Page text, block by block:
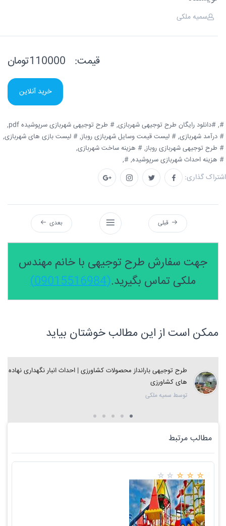
سمیه ملکی
قیمت:
خرید آنلاین
#, #دانلود رایگان طرح توجیهی شهربازی, # طرح توجیهی شهربازی سرپوشیده pdf,
# درآمد شهربازی, # لیست قیمت وسایل شهربازی روباز, # لیست بازی های شهربازی,
# طرح توجیهی شهربازی روباز, # هزینه ساخت شهربازی,
# هزینه احداث شهربازی سرپوشیده, #,
اشتراک گذاری:
قبلی بعدی
جهت سفارش طرح توجیهی با خانم مهندس
ملکی تماس بگیرید.(09015516984)
ممکن است از این مطالب خوشتان بیاید
طرح توجیهی بارانداز محصولات کشاورزی | احداث انبار نگهداری نهاده
های کشاورزی
توسط سمیه ملکی
مطالب مرتبط